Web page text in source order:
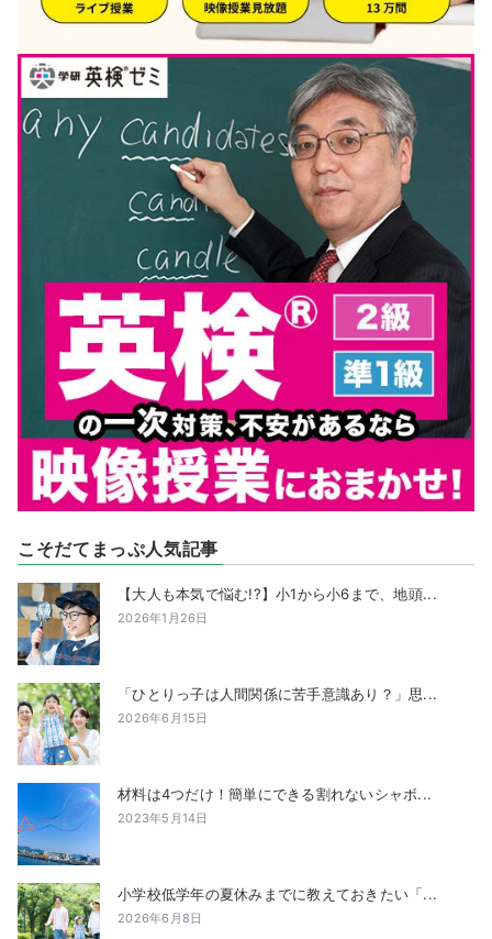
こそだてまっぷ人気記事
【大人も本気で悩む!?】小1から小6まで、地頭...
2026年1月26日
「ひとりっ子は人間関係に苦手意識あり？」思...
2026年6月15日
材料は4つだけ！簡単にできる割れないシャボ...
2023年5月14日
小学校低学年の夏休みまでに教えておきたい「...
2026年6月8日